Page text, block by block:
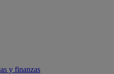
y finanzas